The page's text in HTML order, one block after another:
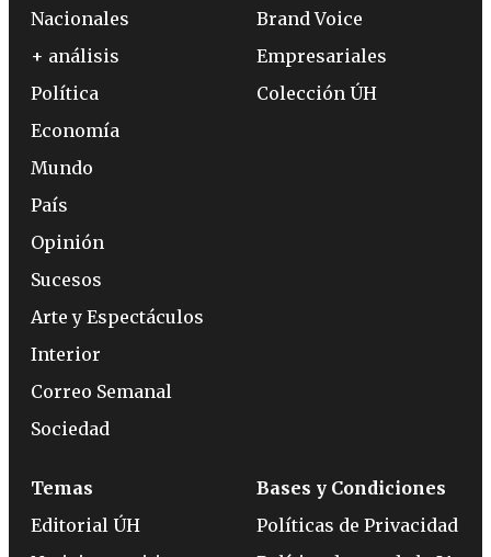
Nacionales
+ análisis
Política
Economía
Mundo
País
Opinión
Sucesos
Arte y Espectáculos
Interior
Correo Semanal
Sociedad
Brand Voice
Empresariales
Colección ÚH
Temas
Editorial ÚH
Bases y Condiciones
Políticas de Privacidad